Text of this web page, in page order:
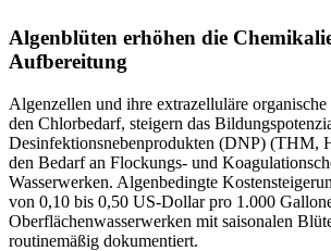
Algenblüten erhöhen die
Aufbereitung
Algenzellen und ihre extrazelluläre organische
den Chlorbedarf, steigern das
Desinfektionsnebenprodukten (DNP) (THM,
den Bedarf an Flockungs- und
Wasserwerken. Algenbedingte
von 0,10 bis 0,50 US-Dollar pro 1.000
Oberflächenwasserwerken mit saisonalen
routinemäßig dokumentiert.